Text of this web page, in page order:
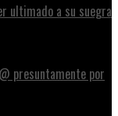
ultimado a su suegra
presuntamente por